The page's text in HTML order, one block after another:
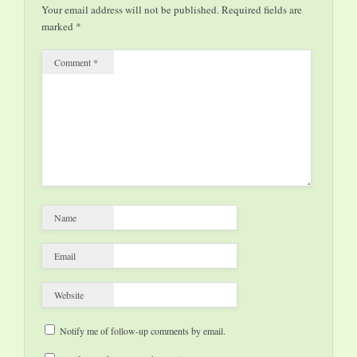
Nicholas Milton eine
Hommage an Franz
Joseph Haydn.…
Your email address will not be published.Required fields are
marked *
Comment *
Name
Email
Website
Notify me of follow-up comments by email.